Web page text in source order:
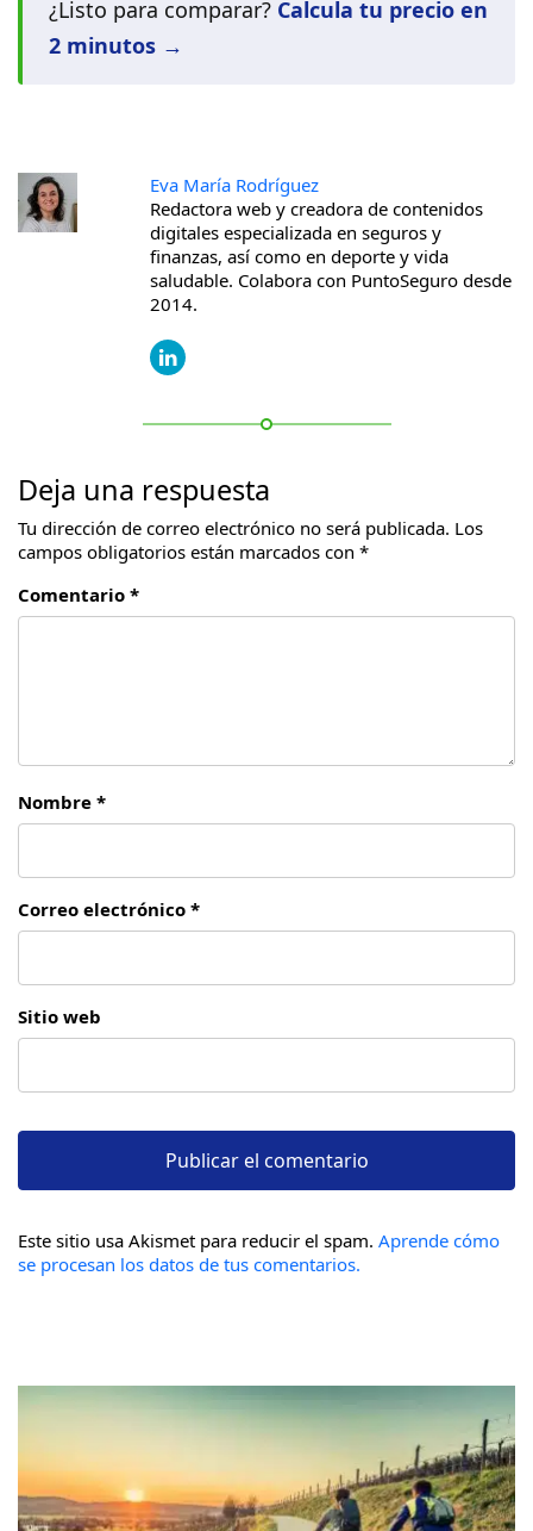
¿Listo para comparar? Calcula tu precio en
2 minutos →
Eva María Rodríguez
Redactora web y creadora de contenidos
digitales especializada en seguros y
finanzas, así como en deporte y vida
saludable. Colabora con PuntoSeguro desde
2014.
Deja una respuesta
Tu dirección de correo electrónico no será publicada. Los
campos obligatorios están marcados con *
Comentario *
Nombre *
Correo electrónico *
Sitio web
Este sitio usa Akismet para reducir el spam. Aprende cómo
se procesan los datos de tus comentarios.